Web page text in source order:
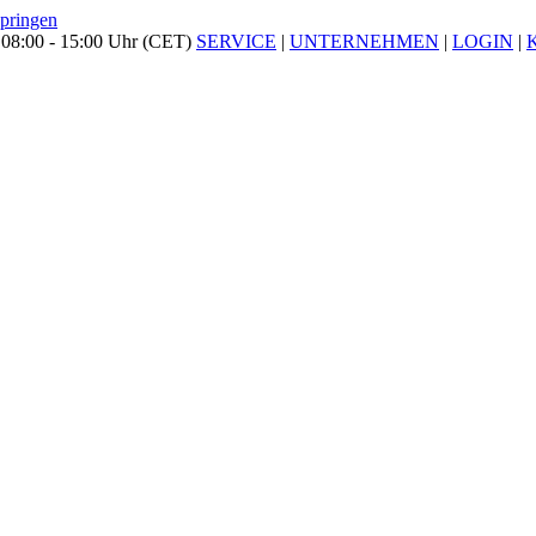
- 15:00 Uhr (CET) SERVICE | UNTERNEHMEN | LOGIN |